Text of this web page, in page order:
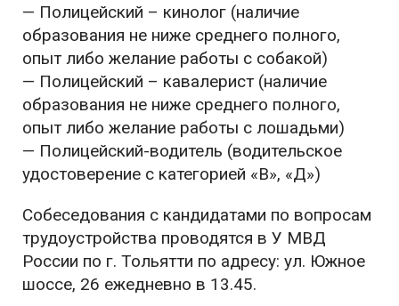
— Полицейский – кинолог (наличие
образования не ниже среднего полного,
опыт либо желание работы с собакой)
— Полицейский – кавалерист (наличие
образования не ниже среднего полного,
опыт либо желание работы с лошадьми)
— Полицейский-водитель (водительское
удостоверение с категорией «В», «Д»)
Собеседования с кандидатами по вопросам
трудоустройства проводятся в У МВД
России по г. Тольятти по адресу: ул. Южное
шоссе, 26 ежедневно в 13.45.